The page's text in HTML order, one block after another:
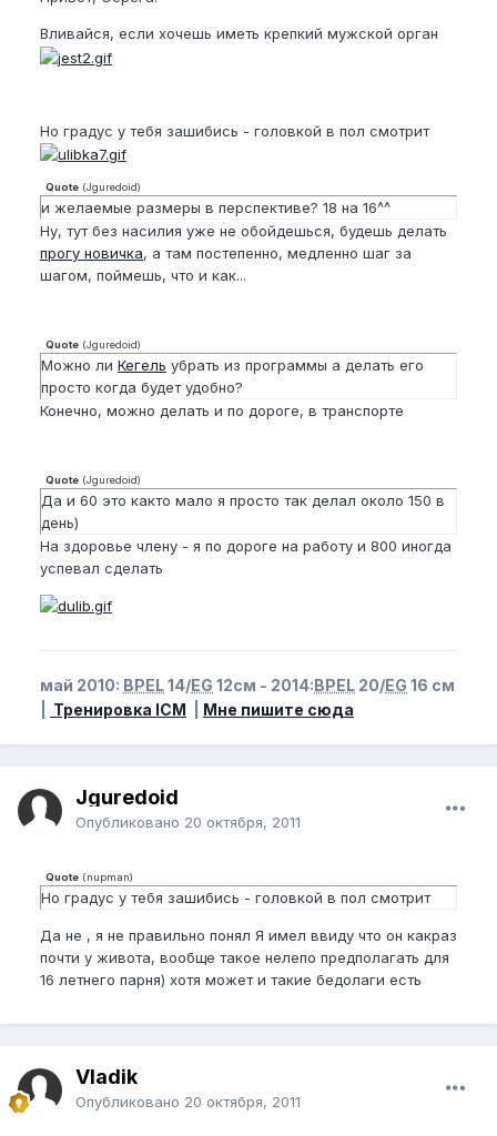
Вливайся, если хочешь иметь крепкий мужской орган
Но градус у тебя зашибись - головкой в пол смотрит
Quote (Jguredoid)
и желаемые размеры в перспективе? 18 на 16^^
Ну, тут без насилия уже не обойдешься, будешь делать
прогу новичка, а там постепенно, медленно шаг за
шагом, поймешь, что и как...
Quote (Jguredoid)
Можно ли Кегель убрать из программы а делать его
просто когда будет удобно?
Конечно, можно делать и по дороге, в транспорте
Quote (Jguredoid)
Да и 60 это както мало я просто так делал около 150 в
день)
На здоровье члену - я по дороге на работу и 800 иногда
успевал сделать
май 2010: BPEL14/EG 12см - 2014:BPEL 20/EG 16 см
Тренировка ICM Мне пишите сюда
Jguredoid
Опубликовано 20 октября, 2011
Quote (nupman)
Но градус у тебя зашибись - головкой в пол смотрит
Да не , я не правильно понял Я имел ввиду что он какраз
почти у живота, вообще такое нелепо предполагать для
16 летнего парня) хотя может и такие бедолаги есть
Vladik
Опубликовано 20 октября, 2011